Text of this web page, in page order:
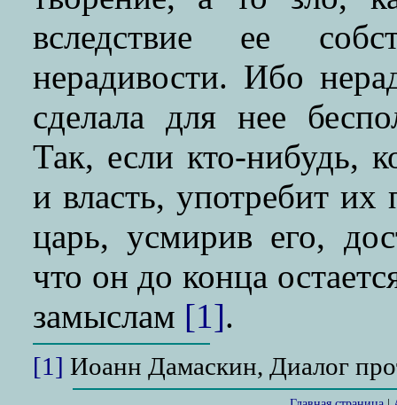
вследствие ее
нерадивости. Ибо
сделала для нее
Так, если кто-нибудь,
и власть, употребит их
царь, усмирив его,
что он до конца
замыслам [1].
[1] Иоанн Дамаскин, Диалог